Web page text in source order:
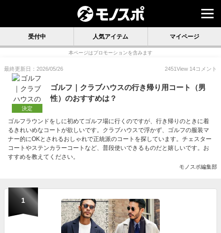
受付中 人気アイテム マイページ
本ページはプロモーションを含みます
最終更新日：2026/05/26 2451View 14コメント
決定
ゴルフ｜クラブハウスの行き帰り用コート（男
性）のおすすめは？
ゴルフラウンドをしに初めてゴルフ場に行くのですが、行き帰りのときに着
るきれいめなコートが欲しいです。クラブハウスで浮かず、ゴルフの服装マ
ナー的にOKとされるおしゃれで正統派のコートを探しています。チェスター
コートやステンカラーコートなど、普段使いできるものだと嬉しいです。お
すすめを教えてください。
モノスポ編集部
1